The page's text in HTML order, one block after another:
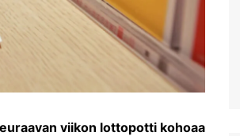
viikon lottopotti kohoaa